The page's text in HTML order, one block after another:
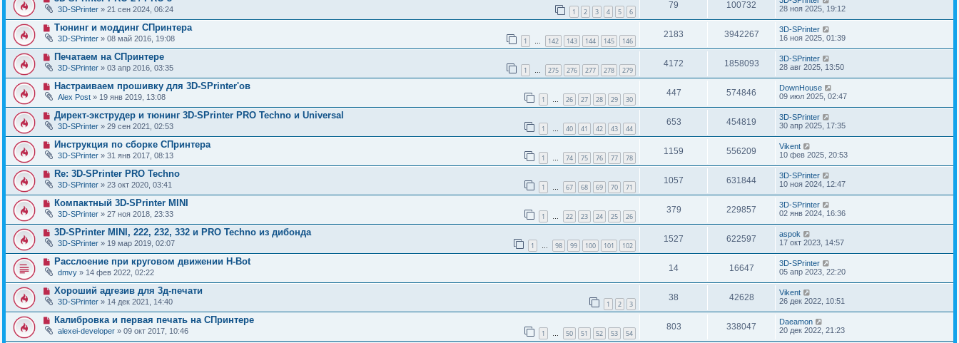
3D-SPrinter » 21 сен 2024, 06:24 1 2 3 4 5 6
79 100732
28 ноя 2025, 19:12
Тюнинг и моддинг СПринтера
3D-SPrinter » 08 май 2016, 19:08 1 … 142 143 144 145 146
2183 3942267
3D-SPrinter
16 ноя 2025, 01:39
Печатаем на СПринтере
3D-SPrinter » 03 апр 2016, 03:35 1 … 275 276 277 278 279
4172 1858093
3D-SPrinter
28 авг 2025, 13:50
Настраиваем прошивку для 3D-SPrinter'ов
Alex Post » 19 янв 2019, 13:08 1 … 26 27 28 29 30
447 574846
DownHouse
09 июл 2025, 02:47
Директ-экструдер и тюнинг 3D-SPrinter PRO Techno и Universal
3D-SPrinter » 29 сен 2021, 02:53 1 … 40 41 42 43 44
653 454819
3D-SPrinter
30 апр 2025, 17:35
Инструкция по сборке СПринтера
3D-SPrinter » 31 янв 2017, 08:13 1 … 74 75 76 77 78
1159 556209
Vikent
10 фев 2025, 20:53
Re: 3D-SPrinter PRO Techno
3D-SPrinter » 23 окт 2020, 03:41 1 … 67 68 69 70 71
1057 631844
3D-SPrinter
10 ноя 2024, 12:47
Компактный 3D-SPrinter MINI
3D-SPrinter » 27 ноя 2018, 23:33 1 … 22 23 24 25 26
379 229857
3D-SPrinter
02 янв 2024, 16:36
3D-SPrinter MINI, 222, 232, 332 и PRO Techno из дибонда
3D-SPrinter » 19 мар 2019, 02:07 1 … 98 99 100 101 102
1527 622597
aspok
17 окт 2023, 14:57
Расслоение при круговом движении H-Bot
dmvy » 14 фев 2022, 02:22 14 16647
3D-SPrinter
05 апр 2023, 22:20
Хороший адгезив для 3д-печати
3D-SPrinter » 14 дек 2021, 14:40 1 2 3
38 42628
Vikent
26 дек 2022, 10:51
Калибровка и первая печать на СПринтере
alexei-developer » 09 окт 2017, 10:46 1 … 50 51 52 53 54
803 338047
Daeamon
20 дек 2022, 21:23